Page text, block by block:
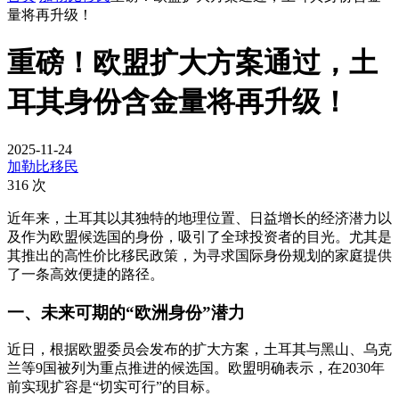
量将再升级！
重磅！欧盟扩大方案通过，土
耳其身份含金量将再升级！
2025-11-24
加勒比移民
316 次
近年来，土耳其以其独特的地理位置、日益增长的经济潜力以
及作为欧盟候选国的身份，吸引了全球投资者的目光。尤其是
其推出的高性价比移民政策，为寻求国际身份规划的家庭提供
了一条高效便捷的路径。
一、未来可期的“欧洲身份”潜力
近日，根据欧盟委员会发布的扩大方案，土耳其与黑山、乌克
兰等9国被列为重点推进的候选国。欧盟明确表示，在2030年
前实现扩容是“切实可行”的目标。